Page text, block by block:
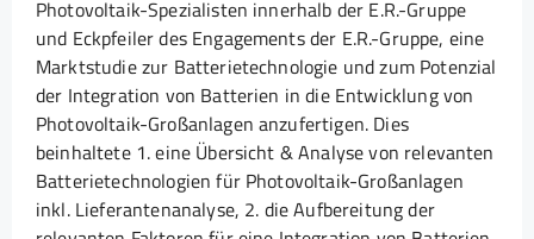
Photovoltaik-Spezialisten innerhalb der E.R.-Gruppe
und Eckpfeiler des Engagements der E.R.-Gruppe, eine
Marktstudie zur Batterietechnologie und zum Potenzial
der Integration von Batterien in die Entwicklung von
Photovoltaik-Großanlagen anzufertigen. Dies
beinhaltete 1. eine Übersicht & Analyse von relevanten
Batterietechnologien für Photovoltaik-Großanlagen
inkl. Lieferantenanalyse, 2. die Aufbereitung der